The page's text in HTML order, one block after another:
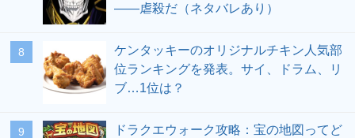
――虐殺だ（ネタバレあり）
ケンタッキーのオリジナルチキン人気部
位ランキングを発表。サイ、ドラム、リ
ブ…1位は？
ドラクエウォーク攻略：宝の地図ってど